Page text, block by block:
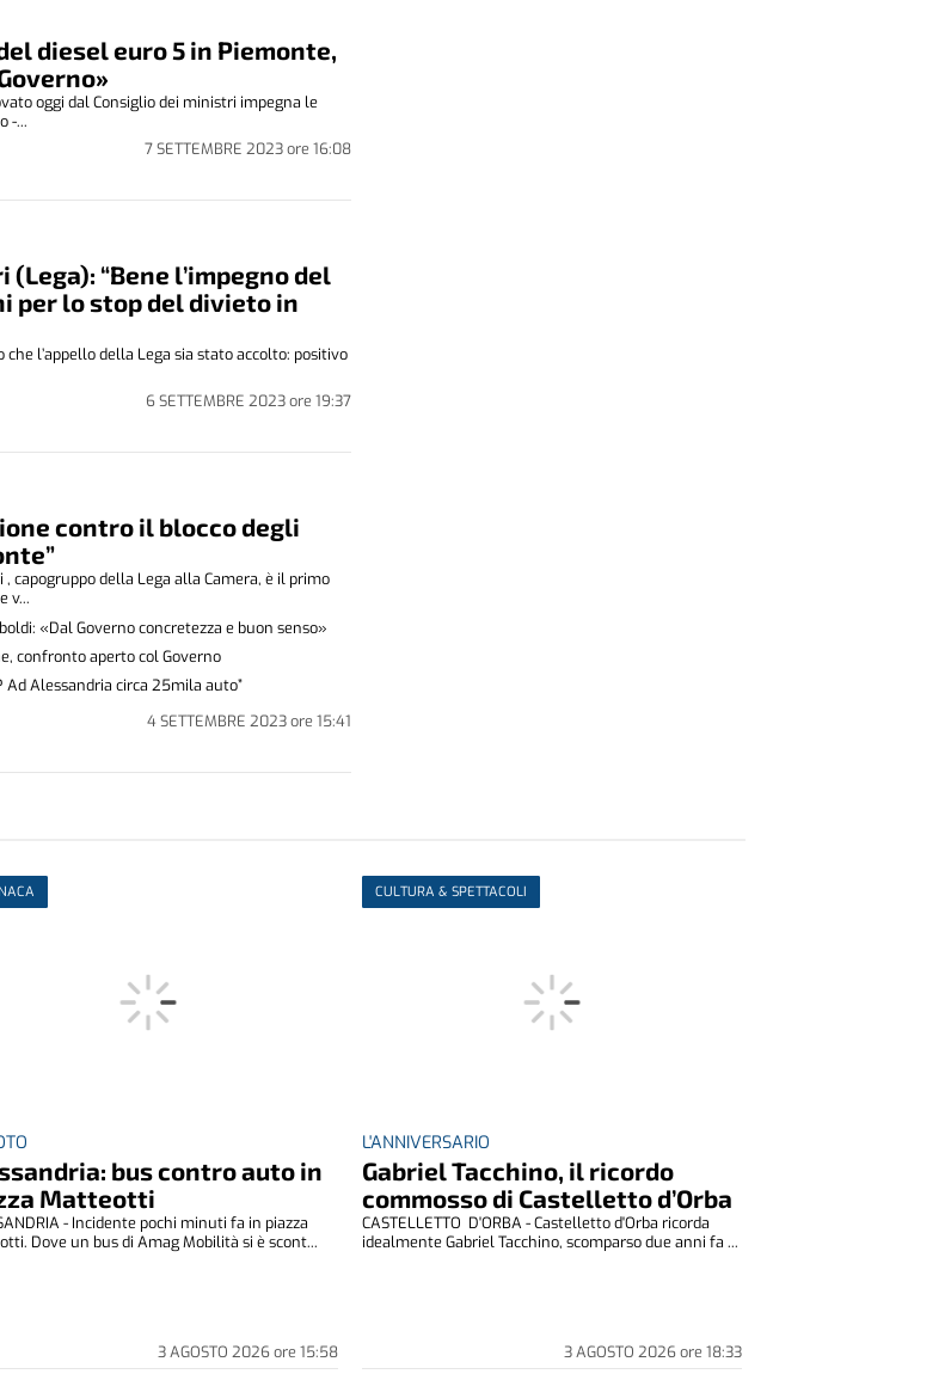
diesel euro 5 in Piemonte,
7 SETTEMBRE 2023ore 16:08
oggi dal Consiglio dei ministri impegna le
-...
(Lega): “Bene l’impegno del
per lo stop del divieto in
6 SETTEMBRE 2023ore 19:37
che l’appello della Lega sia stato accolto: positivo
contro il blocco degli
4 SETTEMBRE 2023ore 15:41
, capogruppo della Lega alla Camera, è il primo
v...
«Dal Governo concretezza e buon senso»
confronto aperto col Governo
Ad Alessandria circa 25mila auto”
bus contro auto in
Matteotti
3 AGOSTO 2026ore 15:58
- Incidente pochi minuti fa in piazza
Dove un bus di Amag Mobilità si è scont...
CULTURA & SPETTACOLI
L'ANNIVERSARIO
Gabriel Tacchino, il ricordo
commosso di Castelletto d’Orba
3 AGOSTO 2026ore 18:33
CASTELLETTO D'ORBA - Castelletto d'Orba ricorda
idealmente Gabriel Tacchino, scomparso due anni fa ...